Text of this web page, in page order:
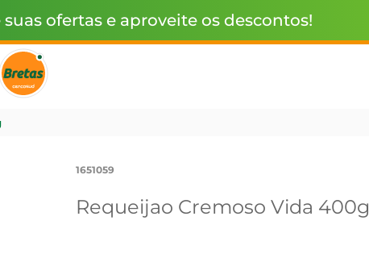
suas ofertas e aproveite os descontos!
1651059
Requeijao Cremoso Vida 400g